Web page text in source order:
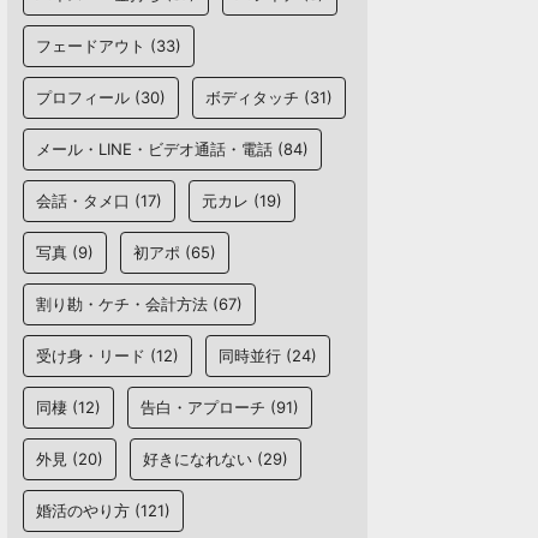
フェードアウト (33)
プロフィール (30) ボディタッチ (31)
メール・LINE・ビデオ通話・電話 (84)
会話・タメ口 (17) 元カレ (19)
写真 (9) 初アポ (65)
割り勘・ケチ・会計方法 (67)
受け身・リード (12) 同時並行 (24)
同棲 (12) 告白・アプローチ (91)
外見 (20) 好きになれない (29)
婚活のやり方 (121)